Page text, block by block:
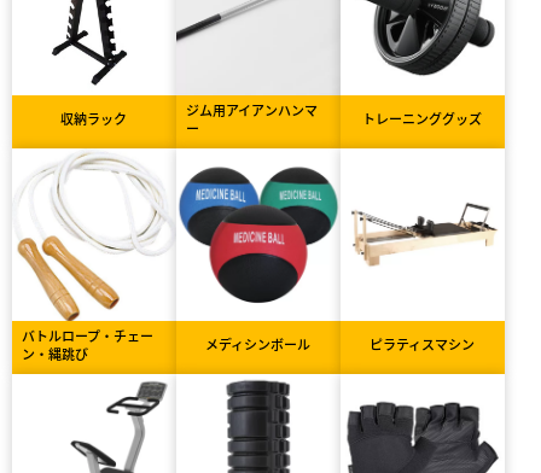
収納ラック
ジム用アイアンハンマ
ー
トレーニンググッズ
バトルロープ・チェー
ン・縄跳び
メディシンボール ピラティスマシン